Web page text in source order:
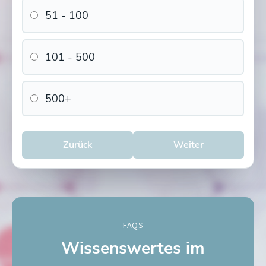
51 - 100
101 - 500
500+
Zurück Weiter
FAQS
Wissenswertes im